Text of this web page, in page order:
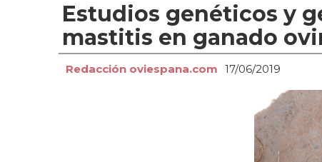
Estudios genéticos y
mastitis en ganado
Redacción oviespana.com 17/06/2019